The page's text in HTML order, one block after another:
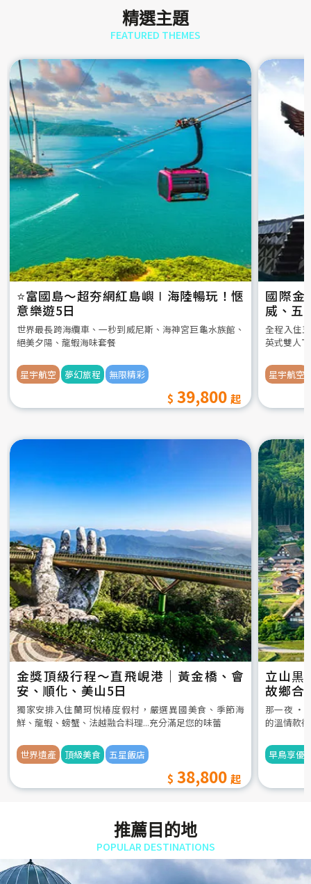
精選主題
FEATURED THEMES
⭐️富國島～超夯網紅島嶼∣海陸暢玩！愜
意樂遊5日
世界最長跨海纜車、一秒到威尼斯、海神宮巨龜水族館、
絕美夕陽、龍蝦海味套餐
星宇航空 夢幻旅程 無限精彩
39,800
國際金
威、五
全程入住
英式雙人
星宇航空
金獎頂級行程～直飛峴港｜黃金橋、會
安、順化、美山5日
獨家安排入住蘭珂悅椿度假村，嚴選異國美食、季節海
鮮、龍蝦、螃蟹、法越融合料理...充分滿足您的味蕾
世界遺產 頂級美食 五星飯店
38,800
立山黒
故鄉合
5日
那一夜 ‧
的溫情款
早鳥享優
推薦目的地
POPULAR DESTINATIONS